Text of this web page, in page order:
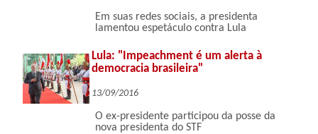
Em suas redes sociais, a presidenta
lamentou espetáculo contra Lula
Lula: "Impeachment é um alerta à
democracia brasileira"
13/09/2016
O ex-presidente participou da posse da
nova presidenta do STF